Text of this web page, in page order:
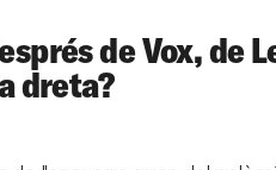
de Vox, de
dreta?